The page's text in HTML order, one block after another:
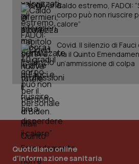
Caldo estremo, FADOI:
corpo può non riuscire
calore”
Covid. Il silenzio di
Ma il Quinto
un’ammissione di colpa
Quotidiano online
d'informazione sanitaria